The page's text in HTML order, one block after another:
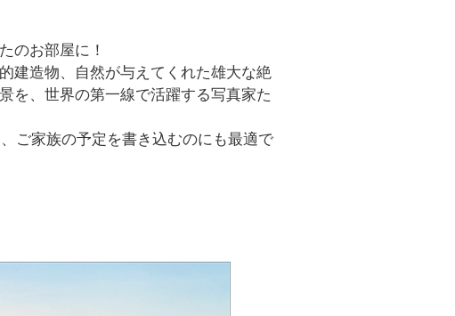
のお部屋に！
建造物、自然が与えてくれた雄大な絶
を、世界の第一線で活躍する写真家た
ご家族の予定を書き込むのにも最適で